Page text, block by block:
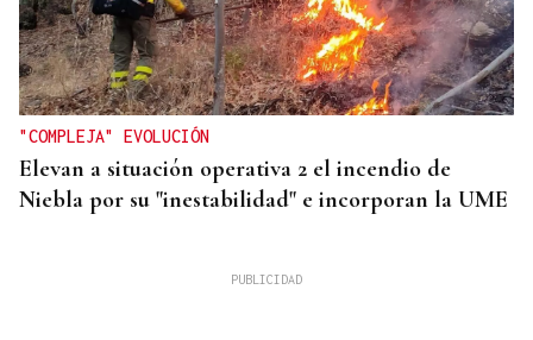
"COMPLEJA" EVOLUCIÓN
Elevan a situación operativa 2 el incendio de
Niebla por su "inestabilidad" e incorporan la UME